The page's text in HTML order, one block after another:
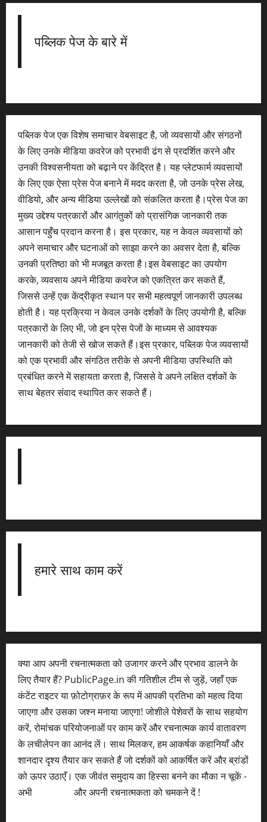
पब्लिक पेज के बारे में
पब्लिक पेज एक विशेष समाचार वेबसाइट है, जो व्यवसायों और संगठनों
के लिए उनके मीडिया कवरेज को प्रभावी ढंग से प्रदर्शित करने और
उनकी विश्वसनीयता को बढ़ाने पर केंद्रित है। यह प्लेटफार्म व्यवसायों
के लिए एक ऐसा प्रेस पेज बनाने में मदद करता है, जो उनके प्रेस लेख,
वीडियो, और अन्य मीडिया उल्लेखों को संकलित करता है।प्रेस पेज का
मुख्य उद्देश्य पत्रकारों और आगंतुकों को प्रासंगिक जानकारी तक
आसान पहुँच प्रदान करना है। इस प्रकार, यह न केवल व्यवसायों को
अपने समाचार और घटनाओं को साझा करने का अवसर देता है, बल्कि
उनकी प्रतिष्ठा को भी मजबूत करता है।इस वेबसाइट का उपयोग
करके, व्यवसाय अपने मीडिया कवरेज को एकत्रित कर सकते हैं,
जिससे उन्हें एक केंद्रीकृत स्थान पर सभी महत्वपूर्ण जानकारी उपलब्ध
होती है। यह प्रक्रिया न केवल उनके दर्शकों के लिए उपयोगी है, बल्कि
पत्रकारों के लिए भी, जो इन प्रेस पेजों के माध्यम से आवश्यक
जानकारी को तेजी से खोज सकते हैं।इस प्रकार, पब्लिक पेज व्यवसायों
को एक प्रभावी और संगठित तरीके से अपनी मीडिया उपस्थिति को
प्रबंधित करने में सहायता करता है, जिससे वे अपने लक्षित दर्शकों के
साथ बेहतर संवाद स्थापित कर सकते हैं।
हमारे साथ काम करें
क्या आप अपनी रचनात्मकता को उजागर करने और प्रभाव डालने के
लिए तैयार हैं? PublicPage.in की गतिशील टीम से जुड़ें, जहाँ एक
कंटेंट राइटर या फ़ोटोग्राफ़र के रूप में आपकी प्रतिभा को महत्व दिया
जाएगा और उसका जश्न मनाया जाएगा! जोशीले पेशेवरों के साथ सहयोग
करें, रोमांचक परियोजनाओं पर काम करें और रचनात्मक कार्य वातावरण
के लचीलेपन का आनंद लें। साथ मिलकर, हम आकर्षक कहानियाँ और
शानदार दृश्य तैयार कर सकते हैं जो दर्शकों को आकर्षित करें और ब्रांडों
को ऊपर उठाएँ। एक जीवंत समुदाय का हिस्सा बनने का मौका न चूकें -
अभी
और अपनी रचनात्मकता को चमकने दें !